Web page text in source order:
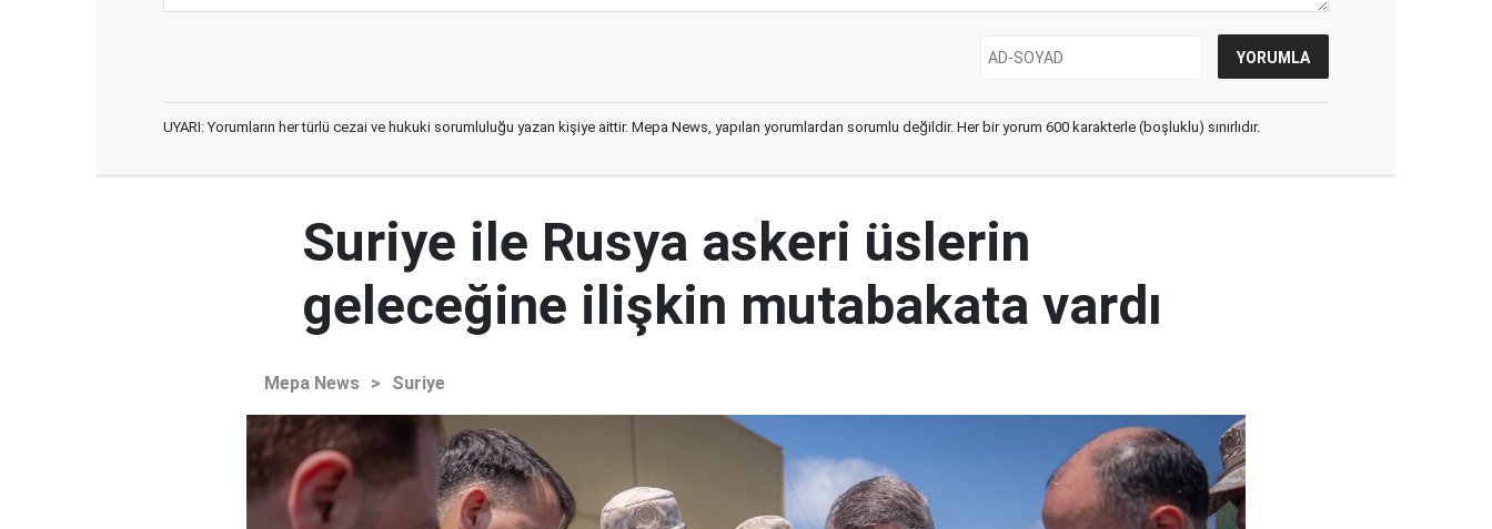
UYARI: Yorumların her türlü cezai ve hukuki sorumluluğu yazan kişiye aittir. Mepa News, yapılan yorumlardan sorumlu değildir. Her bir yorum 600 karakterle (boşluklu) sınırlıdır.
Suriye ile Rusya askeri üslerin
geleceğine ilişkin mutabakata vardı
Mepa News > Suriye